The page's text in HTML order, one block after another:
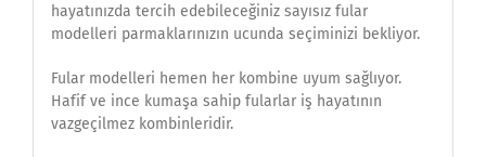
hayatınızda tercih edebileceğiniz sayısız fular
modelleri parmaklarınızın ucunda seçiminizi bekliyor.
Fular modelleri hemen her kombine uyum sağlıyor.
Hafif ve ince kumaşa sahip fularlar iş hayatının
vazgeçilmez kombinleridir.